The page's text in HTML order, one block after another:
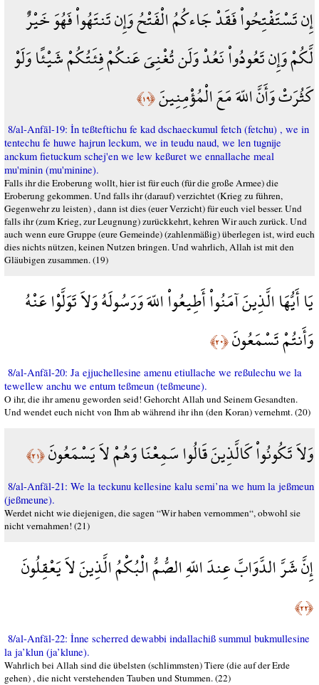
إِن تَسْتَفْتِحُواْ فَقَدْ جَاءكُمُ الْفَتْحُ وَإِن تَنتَهُواْ فَهُوَ خَيْرٌ
لَّكُمْ وَإِن تَعُودُواْ نَعُدْ وَلَن تُغْنِيَ عَنكُمْ فِئَتُكُمْ شَيْئًا وَلَوْ
كَثُرَتْ وَأَنَّ اللّهَ مَعَ الْمُؤْمِنِينَ﴿١٩﴾
8/al-Anfāl-19: İn teßteftichu fe kad dschaeckumul fetch (fetchu) , we in
tentechu fe huwe hajrun leckum, we in teudu naud, we len tugnije
anckum fietuckum schej'en we lew keßuret we ennallache meal
mu'minin (mu'minine).
Falls ihr die Eroberung wollt, hier ist für euch (für die große Armee) die
Eroberung gekommen. Und falls ihr (darauf) verzichtet (Krieg zu führen,
Gegenwehr zu leisten) , dann ist dies (euer Verzicht) für euch viel besser. Und
falls ihr (zum Krieg, zur Leugnung) zurückkehrt, kehren Wir auch zurück. Und
auch wenn eure Gruppe (eure Gemeinde) (zahlenmäßig) überlegen ist, wird euch
dies nichts nützen, keinen Nutzen bringen. Und wahrlich, Allah ist mit den
Gläubigen zusammen. (19)
يَا أَيُّهَا الَّذِينَ آمَنُواْ أَطِيعُواْ اللّهَ وَرَسُولَهُ وَلاَ تَوَلَّوْا عَنْهُ
وَأَنتُمْ تَسْمَعُونَ﴿٢٠﴾
8/al-Anfāl-20: Ja ejjuchellesine amenu etiullache we reßulechu we la
tewellew anchu we entum teßmeun (teßmeune).
O ihr, die ihr amenu geworden seid! Gehorcht Allah und Seinem Gesandten.
Und wendet euch nicht von Ihm ab während ihr ihn (den Koran) vernehmt. (20)
وَلاَ تَكُونُواْ كَالَّذِينَ قَالُوا سَمِعْنَا وَهُمْ لاَ يَسْمَعُونَ﴿٢١﴾
8/al-Anfāl-21: We la teckunu kellesine kalu semi’na we hum la jeßmeun
(jeßmeune).
Werdet nicht wie diejenigen, die sagen “Wir haben vernommen“, obwohl sie
nicht vernahmen! (21)
إِنَّ شَرَّ الدَّوَابَّ عِندَ اللّهِ الصُّمُّ الْبُكْمُ الَّذِينَ لاَ يَعْقِلُونَ
﴿٢٢﴾
8/al-Anfāl-22: İnne scherred dewabbi indallachiß summul bukmullesine
la ja’klun (ja’klune).
Wahrlich bei Allah sind die übelsten (schlimmsten) Tiere (die auf der Erde
gehen) , die nicht verstehenden Tauben und Stummen. (22)